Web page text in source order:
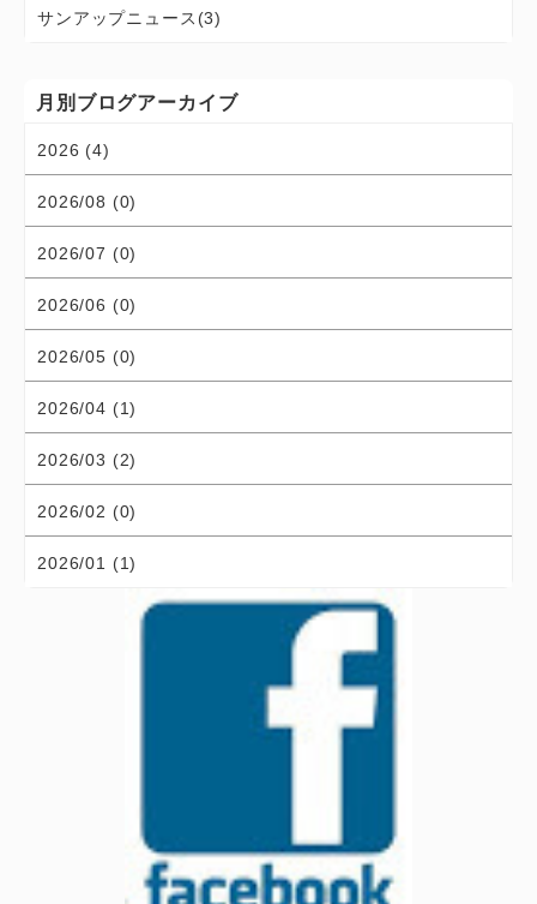
サンアップニュース(3)
月別ブログアーカイブ
2026 (4)
2026/08 (0)
2026/07 (0)
2026/06 (0)
2026/05 (0)
2026/04 (1)
2026/03 (2)
2026/02 (0)
2026/01 (1)